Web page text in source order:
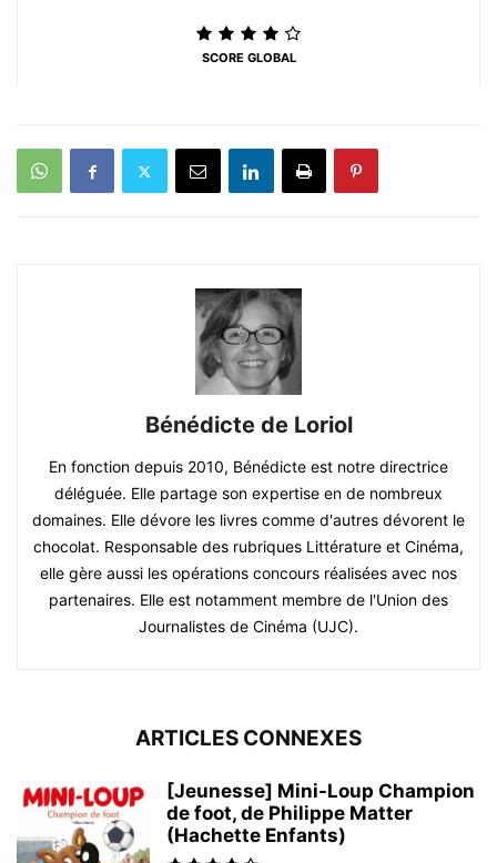
SCORE GLOBAL
Bénédicte de Loriol
En fonction depuis 2010, Bénédicte est notre directrice
déléguée. Elle partage son expertise en de nombreux
domaines. Elle dévore les livres comme d'autres dévorent le
chocolat. Responsable des rubriques Littérature et Cinéma,
elle gère aussi les opérations concours réalisées avec nos
partenaires. Elle est notamment membre de l'Union des
Journalistes de Cinéma (UJC).
ARTICLES CONNEXES
[Jeunesse] Mini-Loup Champion
de foot, de Philippe Matter
(Hachette Enfants)